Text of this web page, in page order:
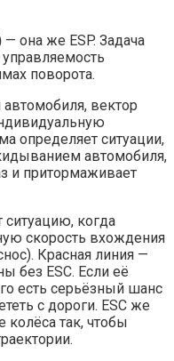
— она же ESP. Задача
управляемость
поворота.
вектор
определяет ситуации,
автомобиля,
и притормаживает
ситуацию, когда
скорость вхождения
Красная линия —
без ESC. Если её
есть серьёзный шанс
с дороги. ESC же
так, чтобы